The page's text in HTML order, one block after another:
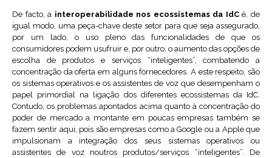
De facto, a interoperabilidade nos ecossistemas da IdCé, de
igual modo, uma peça-chave deste setor para que seja assegurado,
por um lado, o uso pleno das funcionalidades de que os
consumidores podem usufruir e, por outro, o aumento das opções de
escolha de produtos e serviços “inteligentes”, combatendo a
concentração da oferta em alguns fornecedores. A este respeito, são
os sistemas operativos e os assistentes de voz que desempenham o
papel primordial na ligação dos diferentes ecossistemas da IdC.
Contudo, os problemas apontados acima quanto à concentração do
poder de mercado a montante em poucas empresas também se
fazem sentir aqui, pois são empresas como a Google ou a Apple que
impulsionam a integração dos seus sistemas operativos ou
assistentes de voz noutros produtos/serviços “inteligentes”. De